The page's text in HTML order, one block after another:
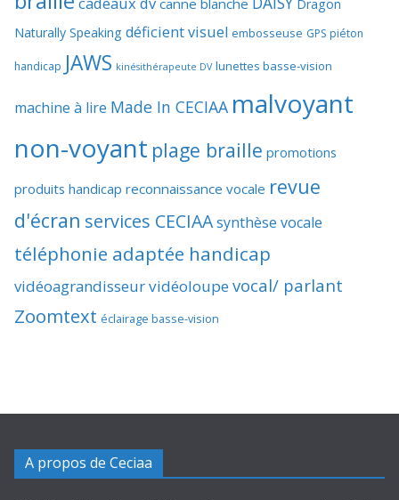
canne blanche
Dragon
Naturally Speaking déficient visuel embosseuse GPS piéton
handicap JAWS kinésithérapeute DV lunettes basse-vision
machine à lire Made In CECIAA malvoyant
non-voyant plage braille promotions
produits handicap reconnaissance vocale revue
d'écran services CECIAAsynthèse vocale
téléphonie adaptée handicap
vidéoagrandisseurvidéoloupevocal/ parlant
Zoomtext éclairage basse-vision
A propos de Ceciaa